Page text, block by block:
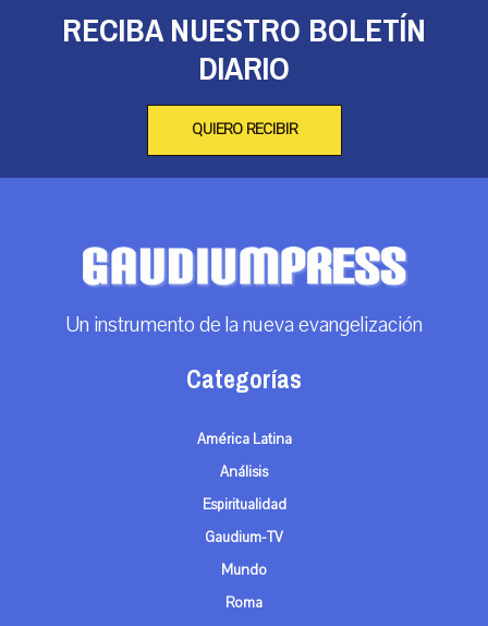
RECIBA NUESTRO BOLETÍN
DIARIO
QUIERO RECIBIR
Un instrumento de la nueva evangelización
Categorías
América Latina
Análisis
Espiritualidad
Gaudium-TV
Mundo
Roma